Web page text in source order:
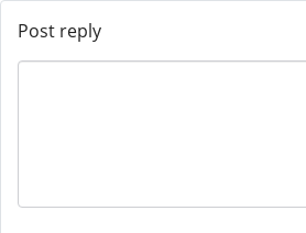
Post reply